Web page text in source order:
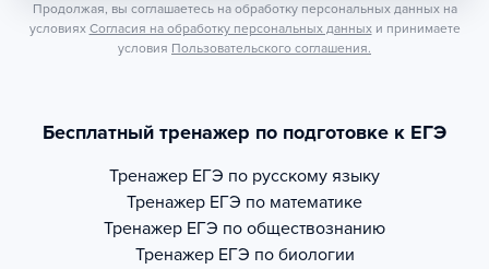
Продолжая, вы соглашаетесь на обработку персональных данных на
условиях Согласия на обработку персональных данных и принимаете
условия Пользовательского соглашения.
Бесплатный тренажер по подготовке к ЕГЭ
Тренажер ЕГЭ по русскому языку
Тренажер ЕГЭ по математике
Тренажер ЕГЭ по обществознанию
Тренажер ЕГЭ по биологии